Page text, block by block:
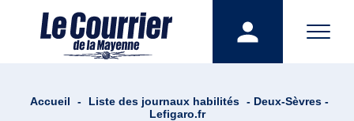
Accueil - Liste des journaux habilités - Deux-Sèvres -
Lefigaro.fr